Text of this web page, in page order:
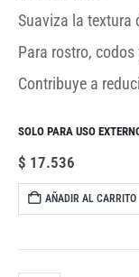
Suaviza la textura
Para rostro,
Contribuye a
SOLO PARA USO
$ 17.536
AÑADIR AL CARRITO